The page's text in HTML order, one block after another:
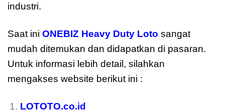
industri.
Saat ini ONEBIZ Heavy Duty Loto sangat
mudah ditemukan dan didapatkan di pasaran.
Untuk informasi lebih detail, silahkan
mengakses website berikut ini :
LOTOTO.co.id